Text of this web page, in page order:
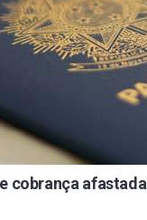
cobrança